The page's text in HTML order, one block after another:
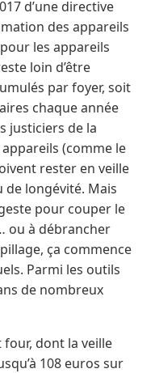
d’une directive
des appareils
pour les appareils
loin d’être
par foyer, soit
chaque année
justiciers de la
(comme le
rester en veille
de longévité. Mais
pour couper le
ou à débrancher
ça commence
Parmi les outils
de nombreux
dont la veille
108 euros sur